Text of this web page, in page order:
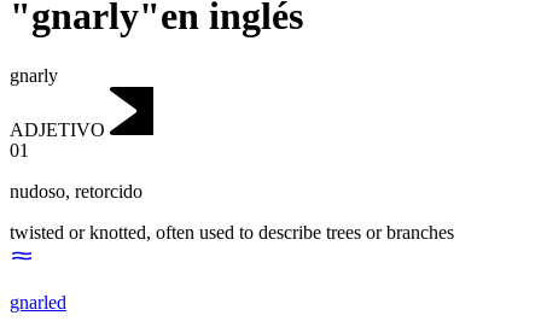
"gnarly"en inglés
gnarly
ADJETIVO
01
nudoso, retorcido
twisted or knotted, often used to describe trees or branches
gnarled